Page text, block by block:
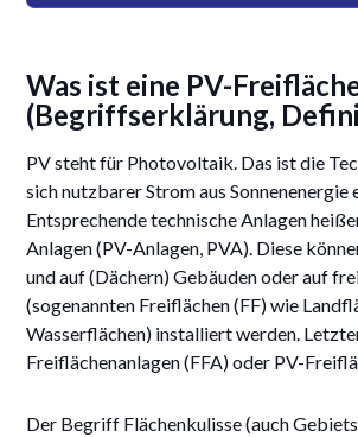
Was ist eine PV-
(Begriffserklärung,
PV steht für Photovoltaik. Das ist die
sich nutzbarer Strom aus Sonnenenergie
Entsprechende technische Anlagen
Anlagen (PV-Anlagen, PVA). Diese
und auf (Dächern) Gebäuden oder auf
(sogenannten Freiflächen (FF) wie
Wasserflächen) installiert werden.
Freiflächenanlagen (FFA) oder PV-
Der Begriff Flächenkulisse (auch